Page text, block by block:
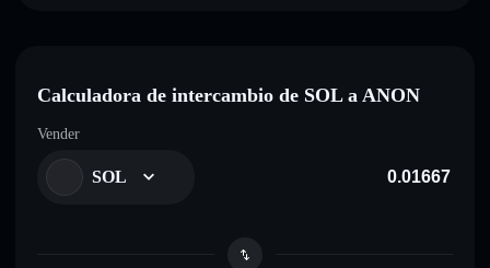
Calculadora de intercambio de SOL a ANON
Vender
SOL